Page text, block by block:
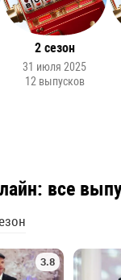
2 сезон
31 июля 2025
12 выпусков
все
3.8